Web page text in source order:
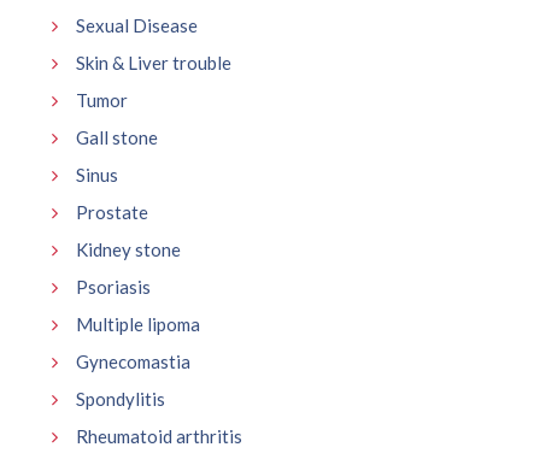
Sexual Disease
Skin & Liver trouble
Tumor
Gall stone
Sinus
Prostate
Kidney stone
Psoriasis
Multiple lipoma
Gynecomastia
Spondylitis
Rheumatoid arthritis